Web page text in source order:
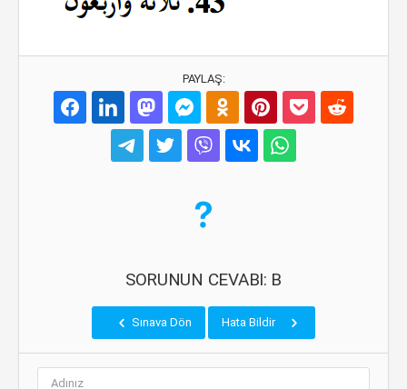
PAYLAŞ:
SORUNUN CEVABI: B
Sınava Dön Hata Bildir